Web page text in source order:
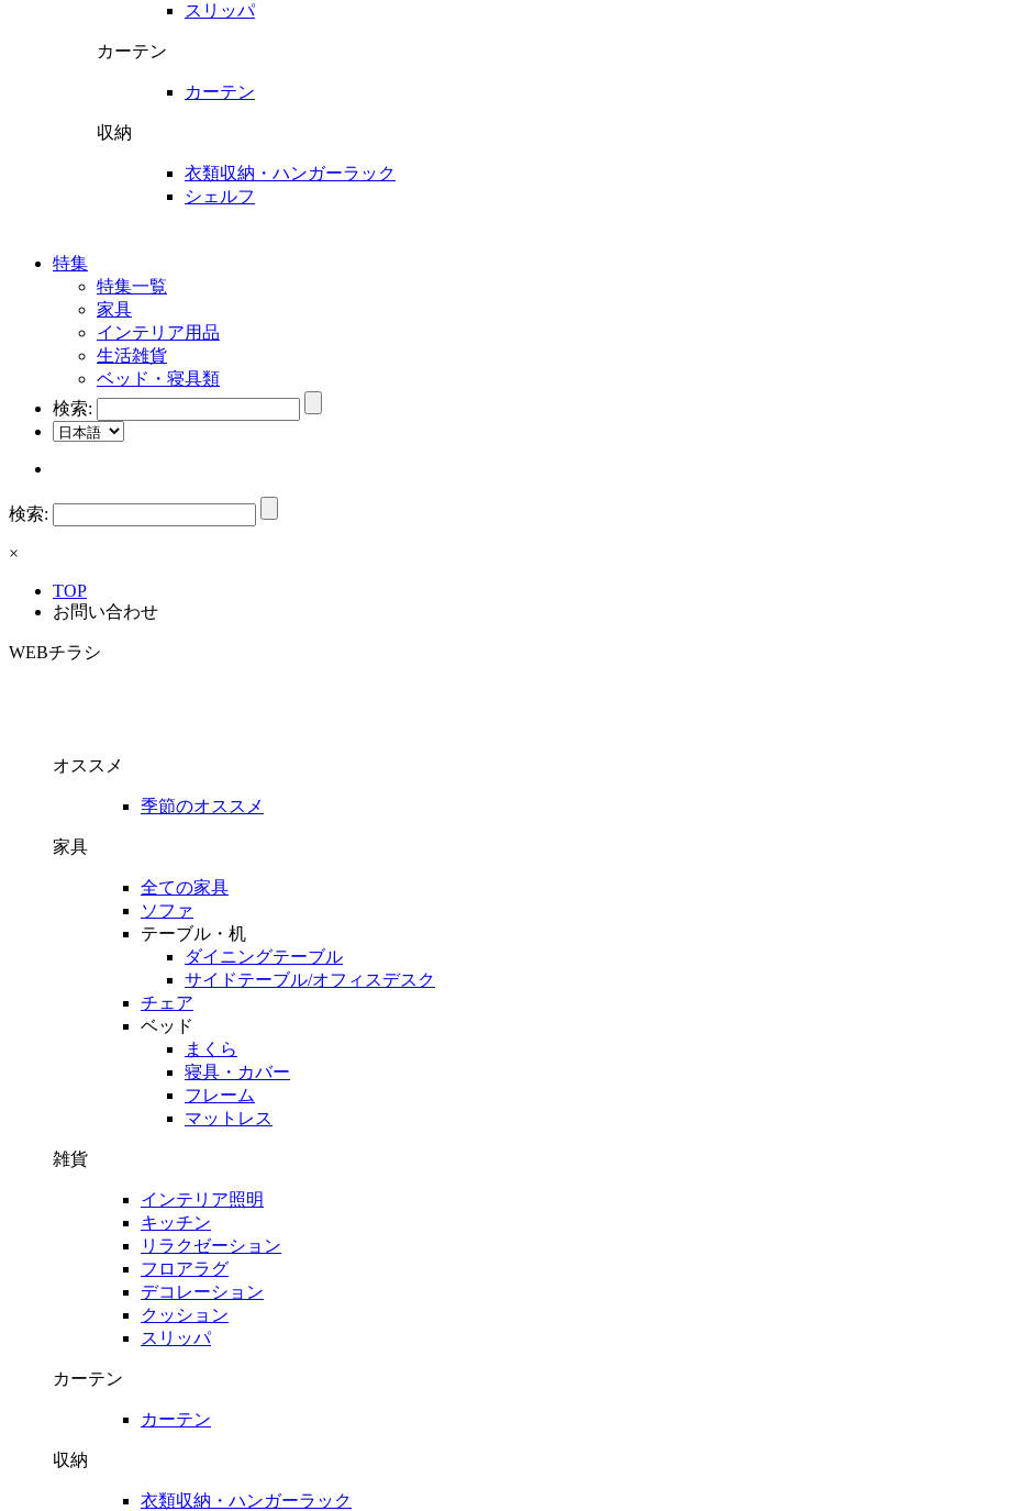
スリッパ
カーテン
カーテン
収納
衣類収納・ハンガーラック
シェルフ
特集
特集一覧
家具
インテリア用品
生活雑貨
ベッド・寝具類
検索:
検索:
×
TOP
お問い合わせ
WEBチラシ
オススメ
季節のオススメ
家具
全ての家具
ソファ
テーブル・机
ダイニングテーブル
サイドテーブル/オフィスデスク
チェア
ベッド
まくら
寝具・カバー
フレーム
マットレス
雑貨
インテリア照明
キッチン
リラクゼーション
フロアラグ
デコレーション
クッション
スリッパ
カーテン
カーテン
収納
衣類収納・ハンガーラック